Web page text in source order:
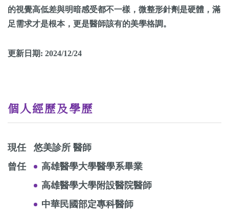
的視覺高低差與明暗感受都不一樣，微整形針劑是硬體，滿
足需求才是根本，更是醫師該有的美學格調。
更新日期: 2024/12/24
個人經歷及學歷
現任
悠美診所 醫師
曾任​
高雄醫學大學醫學系畢業
高雄醫學大學附設醫院醫師
中華民國部定專科醫師